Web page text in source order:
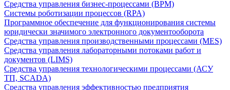
Средства управления бизнес-процессами (BPM)
Системы роботизации процессов (RPA)
Программное обеспечение для функционирования системы
юридически значимого электронного документооборота
Средства управления производственными процессами (MES)
Средства управления лабораторными потоками работ и
документов (LIMS)
Средства управления технологическими процессами (АСУ
ТП, SCADA)
Средства управления эффективностью предприятия